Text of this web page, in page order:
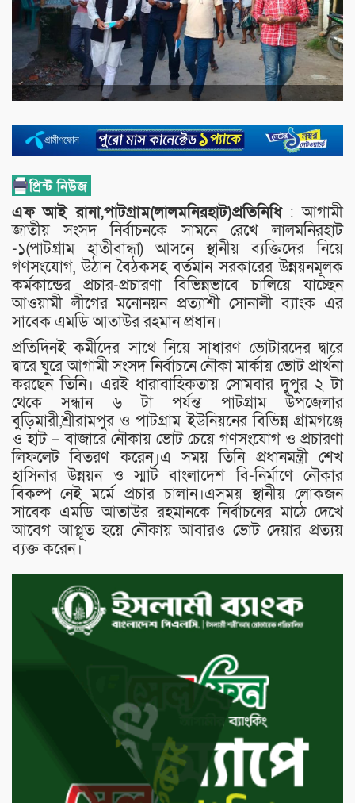
এফ আই রানা,পাটগ্রাম(লালমনিরহাট)প্রতিনিধি: আগামী
জাতীয় সংসদ নির্বাচনকে সামনে রেখে লালমনিরহাট
-১(পাটগ্রাম হাতীবান্ধা) আসনে স্থানীয় ব্যক্তিদের নিয়ে
গণসংযোগ, উঠান বৈঠকসহ বর্তমান সরকারের উন্নয়নমূলক
কর্মকান্ডের প্রচার-প্রচারণা বিভিন্নভাবে চালিয়ে যাচ্ছেন
আওয়ামী লীগের মনোনয়ন প্রত্যাশী সোনালী ব্যাংক এর
সাবেক এমডি আতাউর রহমান প্রধান।
প্রতিদিনই কর্মীদের সাথে নিয়ে সাধারণ ভোটারদের দ্বারে
দ্বারে ঘুরে আগামী সংসদ নির্বাচনে নৌকা মার্কায় ভোট প্রার্থনা
করছেন তিনি। এরই ধারাবাহিকতায় সোমবার দুপুর ২ টা
থেকে সন্ধান ৬ টা পর্যন্ত পাটগ্রাম উপজেলার
বুড়িমারী,শ্রীরামপুর ও পাটগ্রাম ইউনিয়নের বিভিন্ন গ্রামগঞ্জে
ও হাট – বাজারে নৌকায় ভোট চেয়ে গণসংযোগ ও প্রচারণা
লিফলেট বিতরণ করেন।এ সময় তিনি প্রধানমন্ত্রী শেখ
হাসিনার উন্নয়ন ও স্মার্ট বাংলাদেশ বি-নির্মাণে নৌকার
বিকল্প নেই মর্মে প্রচার চালান।এসময় স্থানীয় লোকজন
সাবেক এমডি আতাউর রহমানকে নির্বাচনের মাঠে দেখে
আবেগ আপ্লূত হয়ে নৌকায় আবারও ভোট দেয়ার প্রত্যয়
ব্যক্ত করেন।